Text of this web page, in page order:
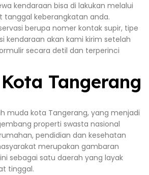
kendaraan bisa di lakukan melalui
tanggal keberangkatan anda.
berupa nomer kontak supir, tipe
kendaraan akan kami kirim setelah
secara detil dan terperinci
Tangerang
muda kota Tangerang, yang menjadi
properti swasta nasional
pendidian dan kesehatan
merupakan gambaran
sebagai satu daerah yang layak
tinggal.